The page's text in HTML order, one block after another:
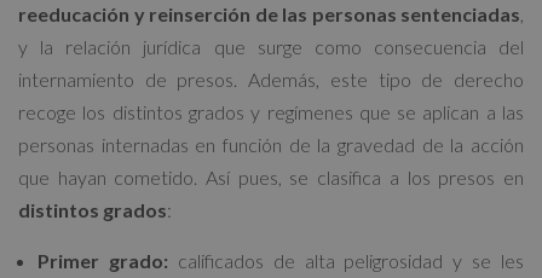
reeducación y reinserción de las personas sentenciadas
y la relación jurídica que surge como consecuencia del
internamiento de presos. Además, este tipo de derecho
recoge los distintos grados y regímenes que se aplican a las
personas internadas en función de la gravedad de la acción
que hayan cometido. Así pues, se clasifica a los presos en
distintos grados:
Primer grado: calificados de alta peligrosidad y se les